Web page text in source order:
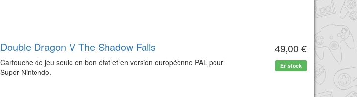
Double Dragon V The Shadow Falls
Cartouche de jeu seule en bon état et en version européenne PAL pour
Super Nintendo.
49,00 €
En stock